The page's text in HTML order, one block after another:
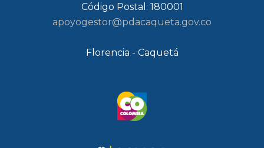
Código Postal: 180001
apoyogestor@pdacaqueta.gov.co
Florencia - Caquetá